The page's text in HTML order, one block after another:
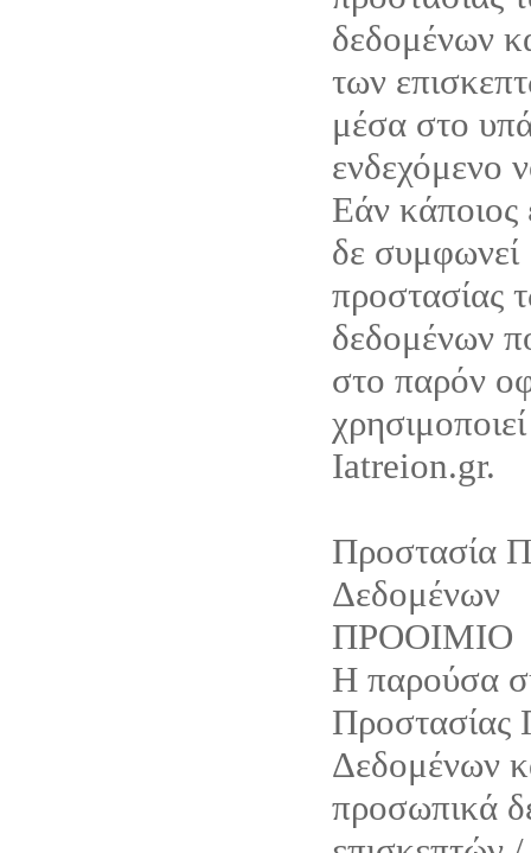
δεδομένων
των
μέσα στο
ενδεχόμενο
Εάν κάποιος
δε συμφωνεί
προστασίας
δεδομένων
στο παρόν
Iatreion.gr.
Προστασία
Δεδομένων
ΠΡΟΟΙΜΙΟ
Η παρούσα
Προστασίας
Δεδομένων
προσωπικά